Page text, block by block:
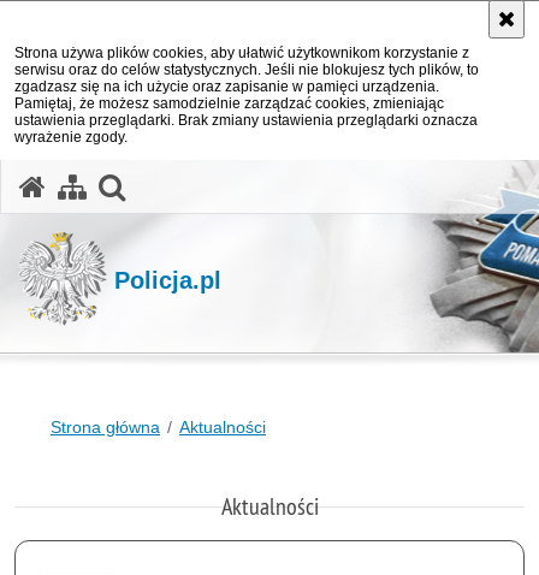
Strona używa plików cookies, aby ułatwić użytkownikom korzystanie z
serwisu oraz do celów statystycznych. Jeśli nie blokujesz tych plików, to
zgadzasz się na ich użycie oraz zapisanie w pamięci urządzenia.
Pamiętaj, że możesz samodzielnie zarządzać cookies, zmieniając
ustawienia przeglądarki. Brak zmiany ustawienia przeglądarki oznacza
wyrażenie zgody.
Policja.pl
Strona główna Aktualności
Aktualności